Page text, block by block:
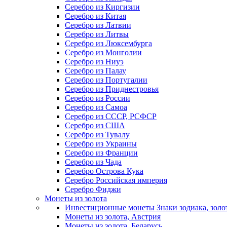
Серебро из Киргизии
Серебро из Китая
Серебро из Латвии
Серебро из Литвы
Серебро из Люксембурга
Серебро из Монголии
Серебро из Ниуэ
Серебро из Палау
Серебро из Португалии
Серебро из Приднестровья
Серебро из России
Серебро из Самоа
Серебро из СССР, РСФСР
Серебро из США
Серебро из Тувалу
Серебро из Украины
Серебро из Франции
Серебро из Чада
Серебро Острова Кука
Серебро Российская империя
Серебро Фиджи
Монеты из золота
Инвестиционные монеты Знаки зодиака,
Монеты из золота, Австрия